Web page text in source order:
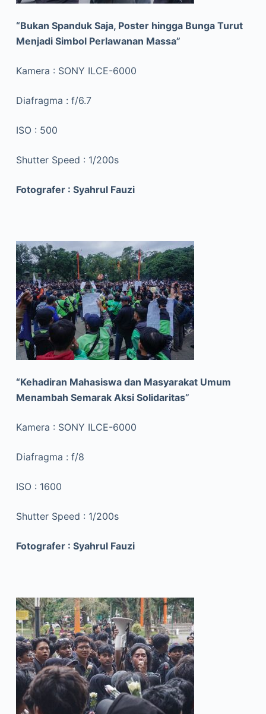
“Bukan Spanduk Saja, Poster hingga Bunga Turut
Menjadi Simbol Perlawanan Massa”
Kamera : SONY ILCE-6000
Diafragma : f/6.7
ISO : 500
Shutter Speed : 1/200s
Fotografer : Syahrul Fauzi
“Kehadiran Mahasiswa dan Masyarakat Umum
Menambah Semarak Aksi Solidaritas”
Kamera : SONY ILCE-6000
Diafragma : f/8
ISO : 1600
Shutter Speed : 1/200s
Fotografer : Syahrul Fauzi